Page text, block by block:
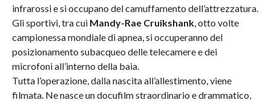
infrarossi e si occupano del camuffamento dell’attrezzatura.
Gli sportivi, tra cui Mandy-Rae Cruikshank, otto volte
campionessa mondiale di apnea, si occuperanno del
posizionamento subacqueo delle telecamere e dei
microfoni all’interno della baia.
Tutta l’operazione, dalla nascita all’allestimento, viene
filmata. Ne nasce un docufilm straordinario e drammatico,